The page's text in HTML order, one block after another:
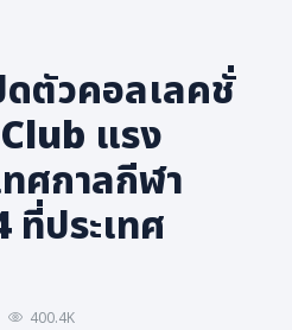
ดตัวคอลเลคชั่
แรง
ศกาลกีฬา
ที่ประเทศ
400.4K